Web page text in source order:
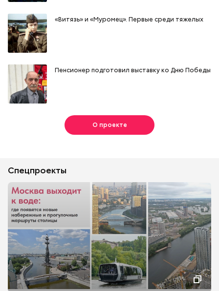
«Витязь» и «Муромец». Первые среди тяжелых
Пенсионер подготовил выставку ко Дню Победы
О проекте
Спецпроекты